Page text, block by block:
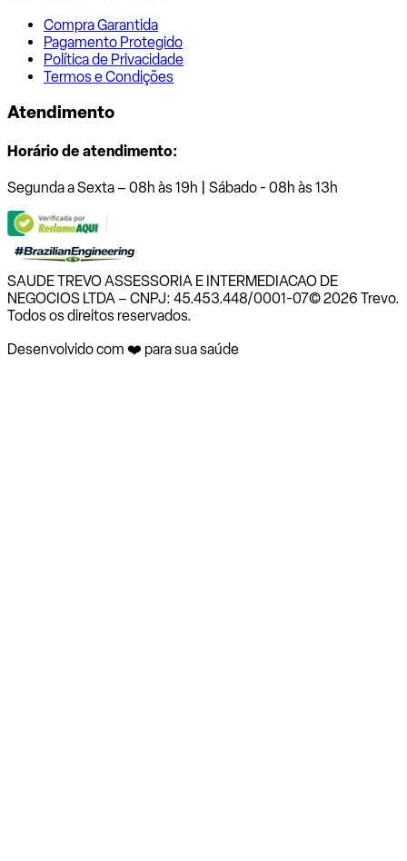
Compra Garantida
Pagamento Protegido
Política de Privacidade
Termos e Condições
Atendimento
Horário de atendimento:
Segunda a Sexta – 08h às 19h | Sábado - 08h às 13h
SAUDE TREVO ASSESSORIA E INTERMEDIACAO DE
NEGOCIOS LTDA – CNPJ: 45.453.448/0001-07© 2026 Trevo.
Todos os direitos reservados.
Desenvolvido com ❤️ para sua saúde